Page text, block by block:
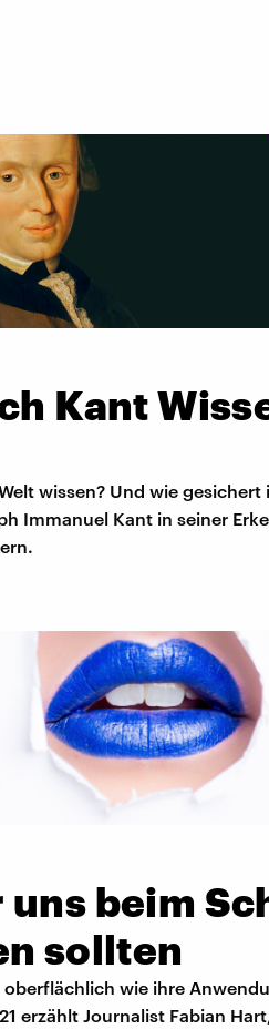
Kant
wissen? Und wie gesichert
Immanuel Kant in seiner
beim
sollten
wie ihre
erzählt Journalist Fabian